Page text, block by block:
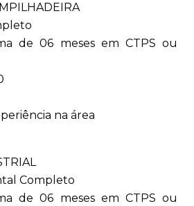
de 06 meses em CTPS ou
na área
Completo
de 06 meses em CTPS ou